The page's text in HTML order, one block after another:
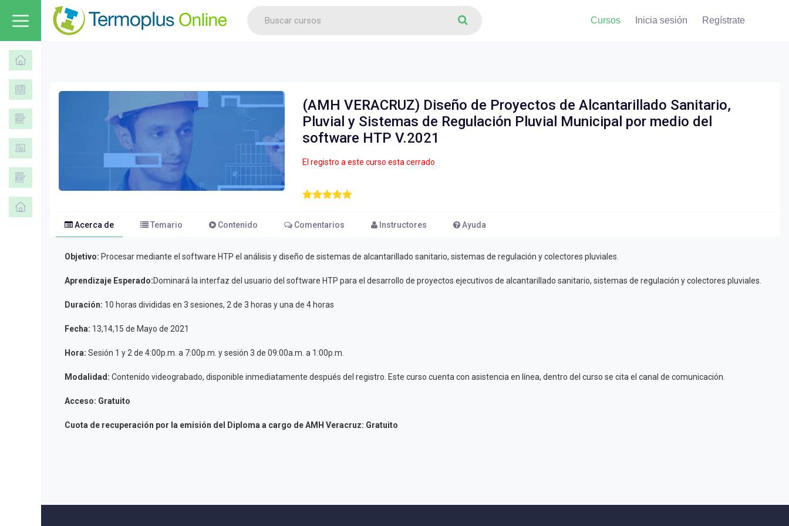
Cursos Inicia sesión Regístrate
(AMH VERACRUZ) Diseño de Proyectos de Alcantarillado Sanitario,
Pluvial y Sistemas de Regulación Pluvial Municipal por medio del
software HTP V.2021
El registro a este curso esta cerrado
Acerca de Temario Contenido Comentarios Instructores Ayuda
Objetivo: Procesar mediante el software HTP el análisis y diseño de sistemas de alcantarillado sanitario, sistemas de regulación y colectores pluviales.
Aprendizaje Esperado:Dominará la interfaz del usuario del software HTP para el desarrollo de proyectos ejecutivos de alcantarillado sanitario, sistemas de regulación y colectores pluviales.
Duración: 10 horas divididas en 3 sesiones, 2 de 3 horas y una de 4 horas
Fecha: 13,14,15 de Mayo de 2021
Hora: Sesión 1 y 2 de 4:00p.m. a 7:00p.m. y sesión 3 de 09:00a.m. a 1:00p.m.
Modalidad: Contenido videograbado, disponible inmediatamente después del registro. Este curso cuenta con asistencia en línea, dentro del curso se cita el canal de comunicación.
Acceso: Gratuito
Cuota de recuperación por la emisión del Diploma a cargo de AMH Veracruz: Gratuito